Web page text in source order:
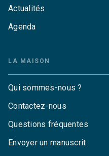
Actualités
Agenda
LA MAISON
Qui sommes-nous ?
Contactez-nous
Questions fréquentes
Envoyer un manuscrit